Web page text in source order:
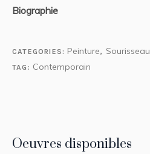
Biographie
CATEGORIES: Peinture, Sourisseau
TAG: Contemporain
Oeuvres disponibles